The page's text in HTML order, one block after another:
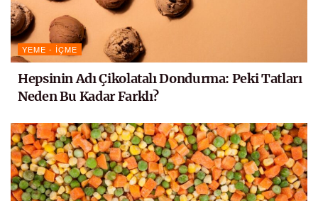
YEME - İÇME
Hepsinin Adı Çikolatalı Dondurma: Peki Tatları
Neden Bu Kadar Farklı?